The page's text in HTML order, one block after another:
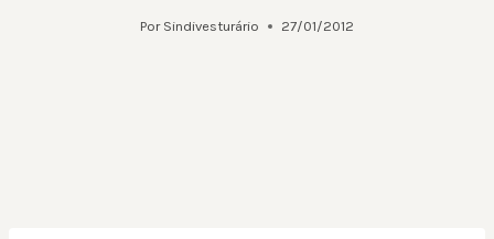
Por Sindivesturário 27/01/2012